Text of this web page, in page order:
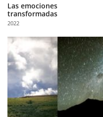
Las emociones
transformadas
2022